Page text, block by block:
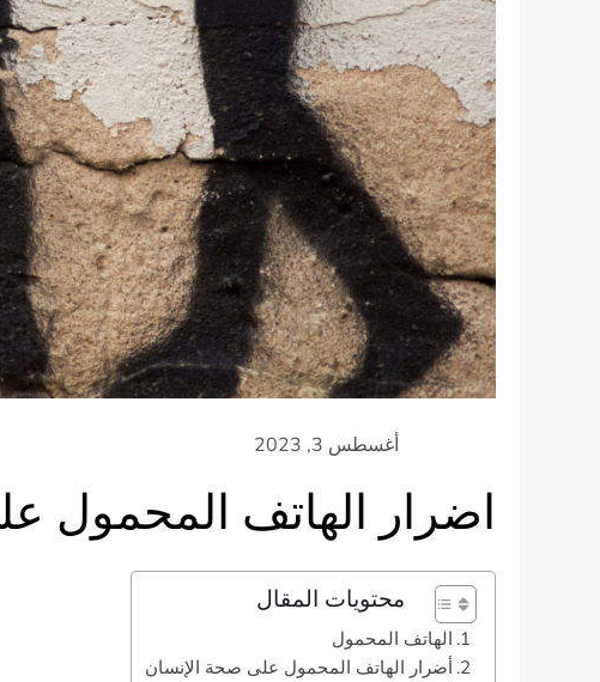
اضرار الهاتف المحمول
محتويات المقال
الهاتف المحمول
أضرار الهاتف المحمول على صحة الإنسان